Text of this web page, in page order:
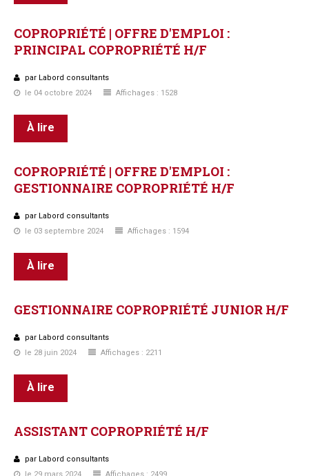
COPROPRIÉTÉ | OFFRE D'EMPLOI :
PRINCIPAL COPROPRIÉTÉ H/F
par Labord consultants
le 04 octobre 2024
Affichages : 1528
À lire
COPROPRIÉTÉ | OFFRE D'EMPLOI :
GESTIONNAIRE COPROPRIÉTÉ H/F
par Labord consultants
le 03 septembre 2024
Affichages : 1594
À lire
GESTIONNAIRE COPROPRIÉTÉ JUNIOR H/F
par Labord consultants
le 28 juin 2024
Affichages : 2211
À lire
ASSISTANT COPROPRIÉTÉ H/F
par Labord consultants
le 29 mars 2024
Affichages : 2499